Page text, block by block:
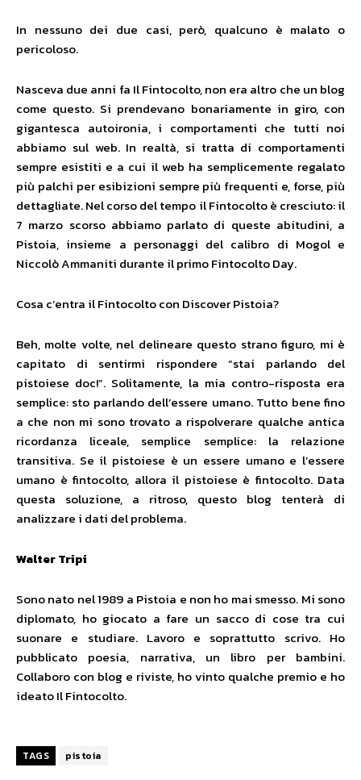
In nessuno dei due casi, però, qualcuno è malato o
pericoloso.
Nasceva due anni fa Il Fintocolto, non era altro che un blog
come questo. Si prendevano bonariamente in giro, con
gigantesca autoironia, i comportamenti che tutti noi
abbiamo sul web. In realtà, si tratta di comportamenti
sempre esistiti e a cui il web ha semplicemente regalato
più palchi per esibizioni sempre più frequenti e, forse, più
dettagliate. Nel corso del tempo il Fintocolto è cresciuto: il
7 marzo scorso abbiamo parlato di queste abitudini, a
Pistoia, insieme a personaggi del calibro di Mogol e
Niccolò Ammaniti durante il primo Fintocolto Day.
Cosa c’entra il Fintocolto con Discover Pistoia?
Beh, molte volte, nel delineare questo strano figuro, mi è
capitato di sentirmi rispondere “stai parlando del
pistoiese doc!”. Solitamente, la mia contro-risposta era
semplice: sto parlando dell’essere umano. Tutto bene fino
a che non mi sono trovato a rispolverare qualche antica
ricordanza liceale, semplice semplice: la relazione
transitiva. Se il pistoiese è un essere umano e l’essere
umano è fintocolto, allora il pistoiese è fintocolto. Data
questa soluzione, a ritroso, questo blog tenterà di
analizzare i dati del problema.
Walter Tripi
Sono nato nel 1989 a Pistoia e non ho mai smesso. Mi sono
diplomato, ho giocato a fare un sacco di cose tra cui
suonare e studiare. Lavoro e soprattutto scrivo. Ho
pubblicato poesia, narrativa, un libro per bambini.
Collaboro con blog e riviste, ho vinto qualche premio e ho
ideato Il Fintocolto.
TAGS pistoia